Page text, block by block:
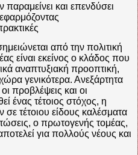
παραμείνει και επενδύσει
από την πολιτική
είναι εκείνος ο κλάδος που
αναπτυξιακή προοπτική,
γενικότερα. Ανεξάρτητα
προβλέψεις και οι
ένας τέτοιος στόχος, η
τέτοιου είδους καλέσματα
ο πρωτογενής τομέας,
για πολλούς νέους και